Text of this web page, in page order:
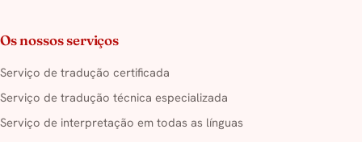
Os nossos serviços
Serviço de tradução certificada
Serviço de tradução técnica especializada
Serviço de interpretação em todas as línguas